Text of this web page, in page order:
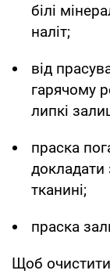
білі
наліт;
від
гарячому
липкі
праска
тканині;
праска
Щоб очистити